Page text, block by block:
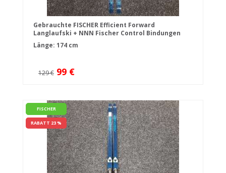
Gebrauchte FISCHER Efficient Forward
Langlaufski + NNN Fischer Control Bindungen
Länge: 174 cm
129 € 99 €
FISCHER
RABATT 23 %